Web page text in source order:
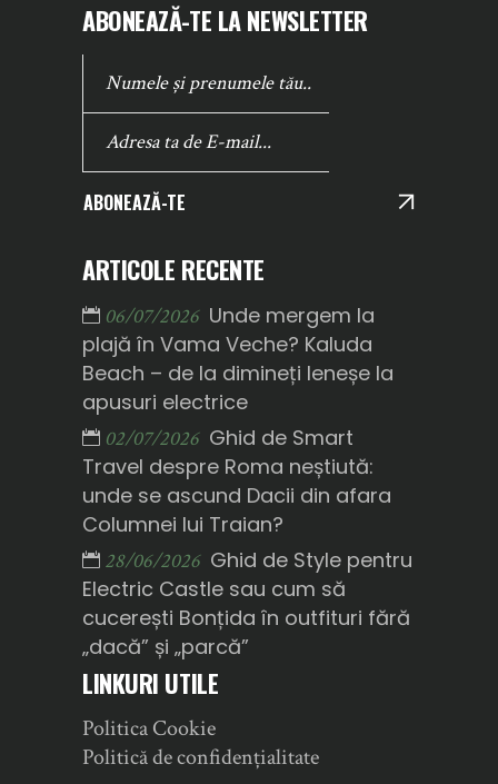
ABONEAZĂ-TE LA NEWSLETTER
ABONEAZĂ-TE
ARTICOLE RECENTE
06/07/2026 Unde mergem la
plajă în Vama Veche? Kaluda
Beach – de la dimineți leneșe la
apusuri electrice
02/07/2026 Ghid de Smart
Travel despre Roma neștiută:
unde se ascund Dacii din afara
Columnei lui Traian?
28/06/2026 Ghid de Style pentru
Electric Castle sau cum să
cucerești Bonțida în outfituri fără
„dacă” și „parcă”
LINKURI UTILE
Politica Cookie
Politică de confidențialitate